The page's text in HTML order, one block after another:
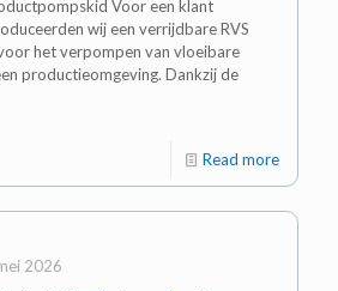
Voor een klant
wij een verrijdbare RVS
het verpompen van vloeibare
productieomgeving. Dankzij de
Read more
2026